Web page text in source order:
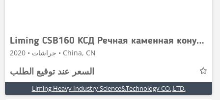
Liming CSB160 КСД Речная каменная конусная дробилка
جراشات • 2020 • China, CN
السعر عند توقيع الطلب
Liming Heavy Industry Science&Technology CO.,LTD.